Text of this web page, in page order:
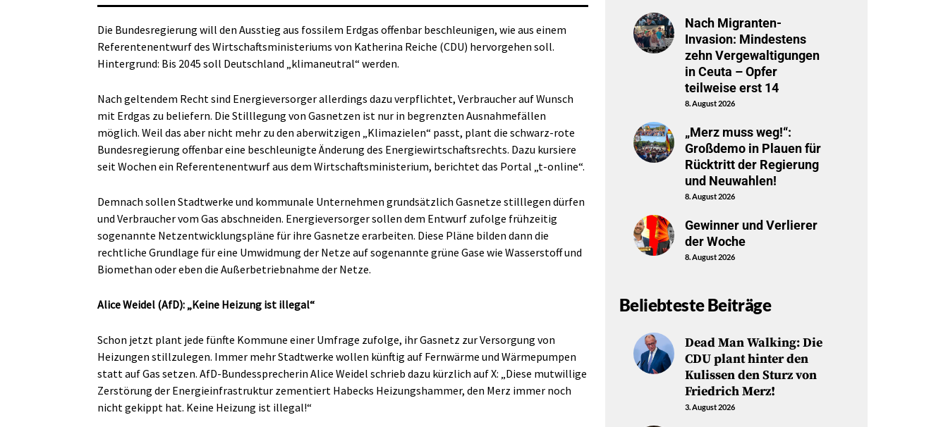
Die Bundesregierung will den Ausstieg aus fossilem Erdgas offenbar beschleunigen, wie aus einem
Referentenentwurf des Wirtschaftsministeriums von Katherina Reiche (CDU) hervorgehen soll.
Hintergrund: Bis 2045 soll Deutschland „klimaneutral“ werden.
Nach geltendem Recht sind Energieversorger allerdings dazu verpflichtet, Verbraucher auf Wunsch
mit Erdgas zu beliefern. Die Stilllegung von Gasnetzen ist nur in begrenzten Ausnahmefällen
möglich. Weil das aber nicht mehr zu den aberwitzigen „Klimazielen“ passt, plant die schwarz-rote
Bundesregierung offenbar eine beschleunigte Änderung des Energiewirtschaftsrechts. Dazu kursiere
seit Wochen ein Referentenentwurf aus dem Wirtschaftsministerium, berichtet das Portal „t-online“.
Demnach sollen Stadtwerke und kommunale Unternehmen grundsätzlich Gasnetze stilllegen dürfen
und Verbraucher vom Gas abschneiden. Energieversorger sollen dem Entwurf zufolge frühzeitig
sogenannte Netzentwicklungspläne für ihre Gasnetze erarbeiten. Diese Pläne bilden dann die
rechtliche Grundlage für eine Umwidmung der Netze auf sogenannte grüne Gase wie Wasserstoff und
Biomethan oder eben die Außerbetriebnahme der Netze.
Alice Weidel (AfD): „Keine Heizung ist illegal“
Schon jetzt plant jede fünfte Kommune einer Umfrage zufolge, ihr Gasnetz zur Versorgung von
Heizungen stillzulegen. Immer mehr Stadtwerke wollen künftig auf Fernwärme und Wärmepumpen
statt auf Gas setzen. AfD-Bundessprecherin Alice Weidel schrieb dazu kürzlich auf X: „Diese mutwillige
Zerstörung der Energieinfrastruktur zementiert Habecks Heizungshammer, den Merz immer noch
nicht gekippt hat. Keine Heizung ist illegal!“
Nach Migranten-
Invasion: Mindestens
zehn Vergewaltigungen
in Ceuta – Opfer
teilweise erst 14
8. August 2026
„Merz muss weg!“:
Großdemo in Plauen für
Rücktritt der Regierung
und Neuwahlen!
8. August 2026
Gewinner und Verlierer
der Woche
8. August 2026
Beliebteste Beiträge
Dead Man Walking: Die
CDU plant hinter den
Kulissen den Sturz von
Friedrich Merz!
3. August 2026